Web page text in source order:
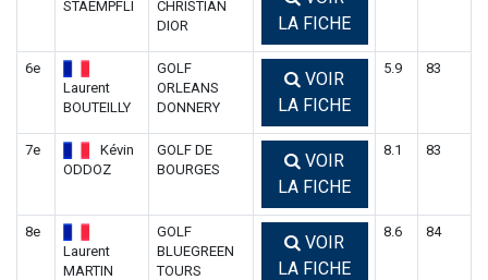
STAEMPFLI
CHRISTIAN
DIOR
LA FICHE
6e
Laurent
BOUTEILLY
GOLF
ORLEANS
DONNERY
VOIR
LA FICHE
5.9 83
7e
Kévin
ODDOZ
GOLF DE
BOURGES
VOIR
LA FICHE
8.1 83
8e
Laurent
MARTIN
GOLF
BLUEGREEN
TOURS
VOIR
LA FICHE
8.6 84